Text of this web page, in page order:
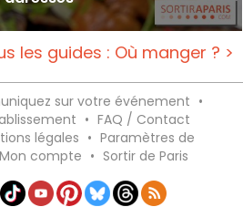
les guides : Où manger ? >
sur votre événement •
• FAQ / Contact
légales • Paramètres de
Mon compte • Sortir de Paris